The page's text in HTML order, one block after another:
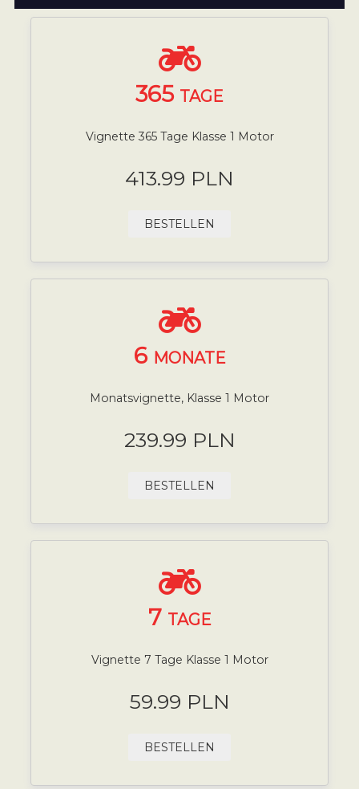
365 TAGE
Vignette 365 Tage Klasse 1 Motor
413.99 PLN
BESTELLEN
6 MONATE
Monatsvignette, Klasse 1 Motor
239.99 PLN
BESTELLEN
7 TAGE
Vignette 7 Tage Klasse 1 Motor
59.99 PLN
BESTELLEN